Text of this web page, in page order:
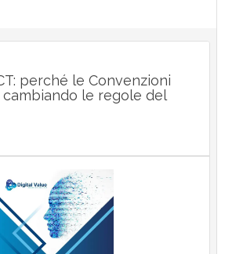
perché le Convenzioni
le regole del